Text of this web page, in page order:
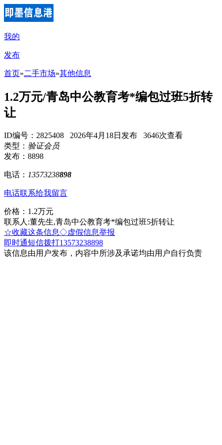
我的
发布
首页»二手市场»其他信息
1.2万元/青岛中公教育考*编包过班5折转
让
ID编号：2825408 2026年4月18日发布 3646次查看
类型： 验证会员
发布：8898
电话： 13573238898
电话联系给我留言
价格：1.2万元
联系人:董先生,青岛中公教育考*编包过班5折转让
☆收藏这条信息◇虚假信息举报
即时通短信拨打13573238898
该信息由用户发布，内容中所涉及承诺均由用户自行负责